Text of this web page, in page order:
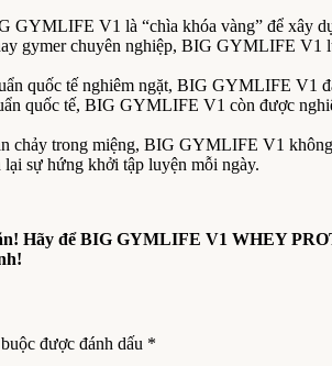
GYMLIFE V1 là “chìa khóa vàng” để xây
gymer chuyên nghiệp, BIG GYMLIFE V1
quốc tế nghiêm ngặt, BIG GYMLIFE V1
quốc tế, BIG GYMLIFE V1 còn được
chảy trong miệng, BIG GYMLIFE V1
sự hứng khởi tập luyện mỗi ngày.
Hãy để BIG GYMLIFE V1 WHEY
được đánh dấu *